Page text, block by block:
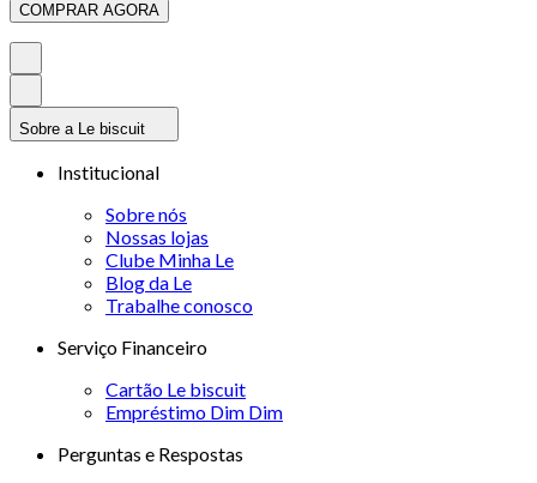
COMPRAR AGORA
Sobre a Le biscuit
Institucional
Sobre nós
Nossas lojas
Clube Minha Le
Blog da Le
Trabalhe conosco
Serviço Financeiro
Cartão Le biscuit
Empréstimo Dim Dim
Perguntas e Respostas